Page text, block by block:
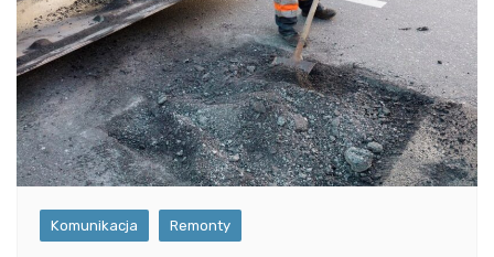
Komunikacja Remonty